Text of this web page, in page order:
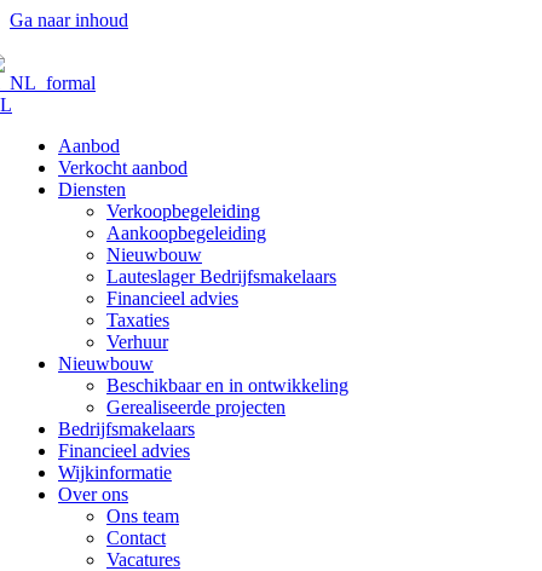
Ga naar inhoud
Aanbod
Verkocht aanbod
Diensten
Verkoopbegeleiding
Aankoopbegeleiding
Nieuwbouw
Lauteslager Bedrijfsmakelaars
Financieel advies
Taxaties
Verhuur
Nieuwbouw
Beschikbaar en in ontwikkeling
Gerealiseerde projecten
Bedrijfsmakelaars
Financieel advies
Wijkinformatie
Over ons
Ons team
Contact
Vacatures